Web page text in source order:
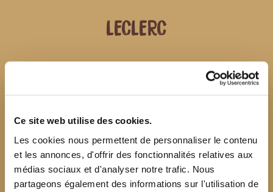
Ce site web utilise des cookies.
Les cookies nous permettent de personnaliser le contenu
et les annonces, d'offrir des fonctionnalités relatives aux
médias sociaux et d'analyser notre trafic. Nous
partageons également des informations sur l'utilisation de
LECLERC